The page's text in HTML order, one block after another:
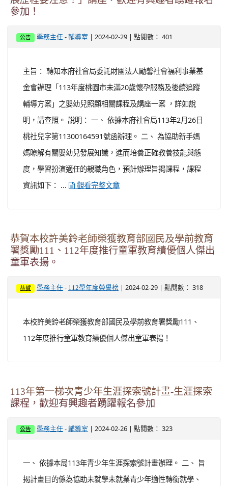
參加！
公告 學務主任 -輔導室 | 2024-02-29 | 點閱數： 401
主旨： 轉知本府社會局委託財團法人勵馨社會福利事業基
金會辦理「113年度桃園市未滿20歲懷孕服務及後續追蹤
輔導方案」之嬰幼兒照顧相關課程及講座一案 ，詳如說
明，請查照。 說明： 一、 依據本府社會局113年2月26日
桃社兒字第11300164591號函辦理。 二、 為協助新手媽
媽瞭解有關嬰幼兒發展知識，進而培養正確教養技能與態
度，學習扮演適任的親職角色，預計辦理旨揭課程，課程
資訊如下： ...
觀看完整文章
恭賀本校許美鈴老師榮獲教育部國民及學前教育
署獎勵111、112年度推行童軍教育績優個人傑出
童軍表揚。
恭賀 學務主任 - 112學年度榮譽榜 | 2024-02-29 | 點閱數： 318
本校許美鈴老師榮獲教育部國民及學前教育署獎勵111、
112年度推行童軍教育績優個人傑出童軍表揚！
113年第一梯次青少年生涯探索號計畫-生涯探索
課程，歡迎有興趣者踴躍報名參加
公告 學務主任 -輔導室 | 2024-02-26 | 點閱數： 323
一、 依據本局113年青少年生涯探索號計畫辦理。 二、 旨
揭計畫目的係為協助未就學未就業青少年適性轉銜就學、